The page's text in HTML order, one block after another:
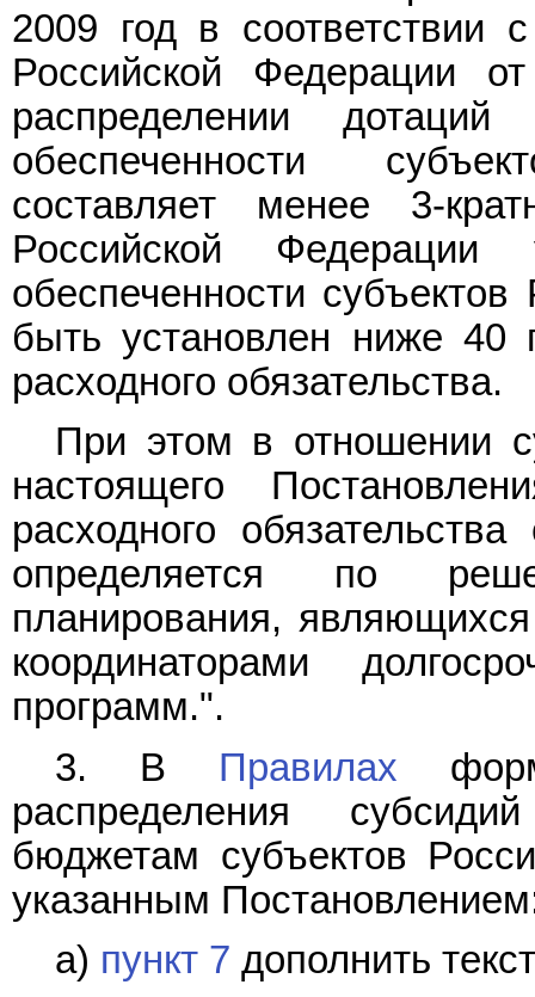
2009 год в соответствии
Российской Федерации
распределении
обеспеченности
составляет менее 3-
Российской Федерации
обеспеченности
быть установлен ниже
расходного обязательства.
При этом в отношении
настоящего
расходного
определяется по
планирования,
координаторами
программ.".
3. В Правилах
распределения
бюджетам субъектов
указанным
а) пункт 7 дополнить